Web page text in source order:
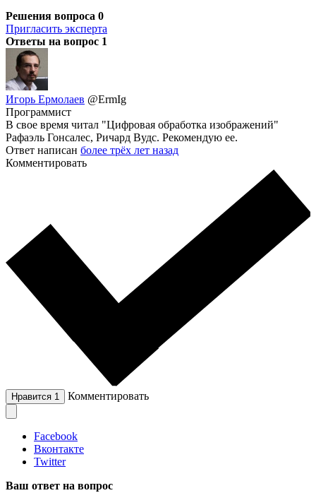
Решения вопроса 0
Пригласить эксперта
Ответы на вопрос 1
Игорь Ермолаев @ErmIg
Программист
В свое время читал "Цифровая обработка изображений"
Рафаэль Гонсалес, Ричард Вудс. Рекомендую ее.
Ответ написан более трёх лет назад
Комментировать
Нравится 1 Комментировать
Facebook
Вконтакте
Twitter
Ваш ответ на вопрос